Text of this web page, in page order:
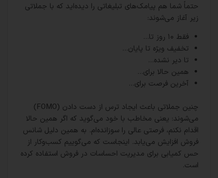
حتماً شما هم پیامک‌های تبلیغاتی را دیده‌اید که با جملاتی
زیر آغاز می‌شوند:
فقط ۱۰ روز تا…
تخفیف ویژه تا پایان…
تا دیر نشده…
همین حالا برای…
آخرین فرصت برای…
چنین جملاتی باعث ایجاد ترس از دست دادن (FOMO)
می‌شوند: یعنی مخاطب با خود می‌گوید که اگر همین حالا
اقدام نکنم، فرصتی عالی را سوزانده‌ام. به همین دلیل شانس
فروش افزایش می‌یابد. اینجاست که می‌گوییم کسب‌وکار از
حس کمیابی برای مدیریت احساسات در فروش استفاده کرده
است.